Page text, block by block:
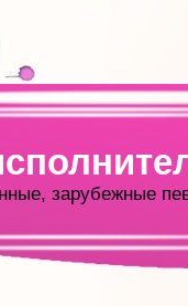
зарубежные